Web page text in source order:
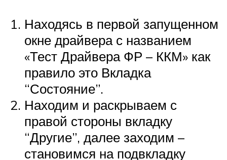
Находясь в первой запущенном
окне драйвера с названием
«Тест Драйвера ФР – ККМ» как
правило это Вкладка
“Состояние”.
Находим и раскрываем с
правой стороны вкладку
“Другие”, далее заходим –
становимся на подвкладку